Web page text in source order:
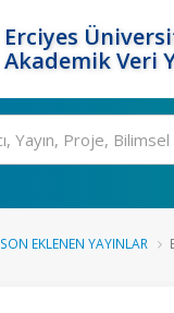
Erciyes
Akademik Veri
SON EKLENEN YAYINLAR